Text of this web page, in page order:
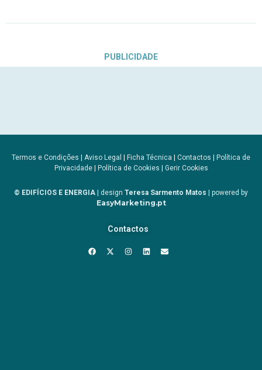
PUBLICIDADE
Termos e Condições | Aviso Legal | Ficha Técnica | Contactos | Política de
Privacidade| Política de Cookies | Gerir Cookies
© EDIFÍCIOS E ENERGIA | design Teresa Sarmento Matos | powered by
EasyMarketing.pt
Contactos